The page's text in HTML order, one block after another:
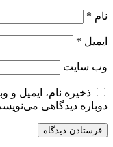
نام *
ایمیل *
وب‌ سایت
ذخیره نام، ایمیل
دوباره دیدگاهی